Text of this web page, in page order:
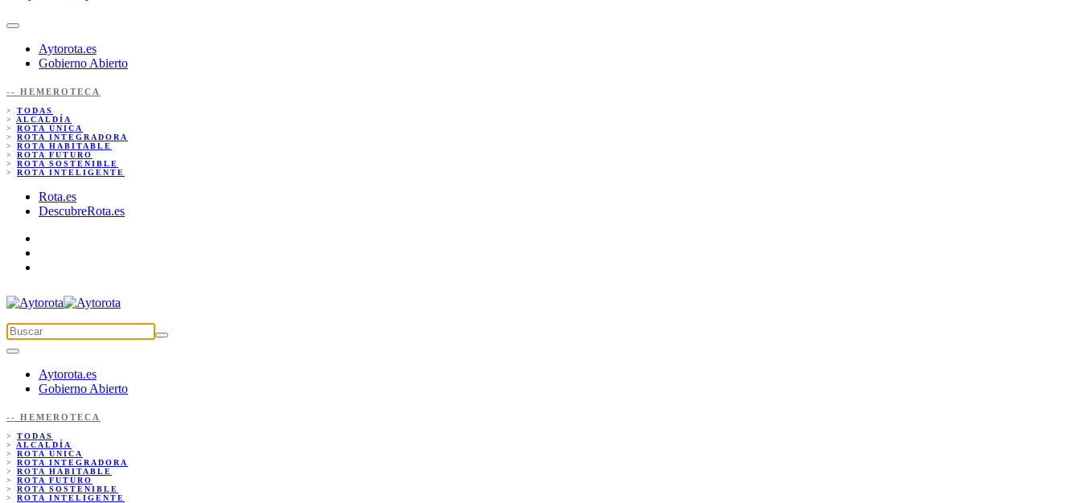
Aytorota.es
Gobierno Abierto
-- HEMEROTECA
> TODAS
> ALCALDÍA
> ROTA ÚNICA
> ROTA INTEGRADORA
> ROTA HABITABLE
> ROTA FUTURO
> ROTA SOSTENIBLE
> ROTA INTELIGENTE
Rota.es
DescubreRota.es
Aytorota.es
Gobierno Abierto
-- HEMEROTECA
> TODAS
> ALCALDÍA
> ROTA ÚNICA
> ROTA INTEGRADORA
> ROTA HABITABLE
> ROTA FUTURO
> ROTA SOSTENIBLE
> ROTA INTELIGENTE